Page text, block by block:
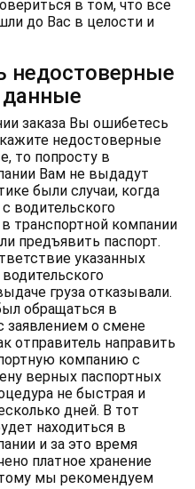
в том, что все
до Вас в целости и
недостоверные
заказа Вы ошибетесь
недостоверные
то попросту в
Вам не выдадут
были случаи, когда
водительского
транспортной компании
предъявить паспорт.
указанных
груза отказывали.
обращаться в
заявлением о смене
отправитель направить
компанию с
верных паспортных
не быстрая и
дней. В тот
находиться в
и за это время
платное хранение
мы рекомендуем